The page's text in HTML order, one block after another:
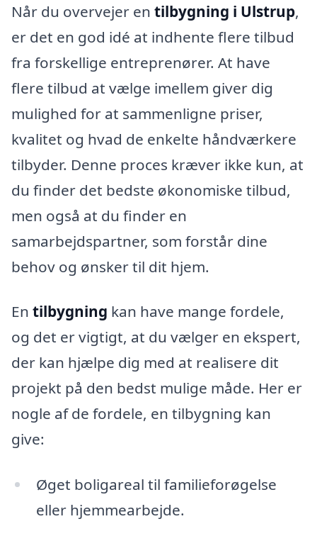
Når du overvejer en tilbygning i Ulstrup,
er det en god idé at indhente flere tilbud
fra forskellige entreprenører. At have
flere tilbud at vælge imellem giver dig
mulighed for at sammenligne priser,
kvalitet og hvad de enkelte håndværkere
tilbyder. Denne proces kræver ikke kun, at
du finder det bedste økonomiske tilbud,
men også at du finder en
samarbejdspartner, som forstår dine
behov og ønsker til dit hjem.
En tilbygning kan have mange fordele,
og det er vigtigt, at du vælger en ekspert,
der kan hjælpe dig med at realisere dit
projekt på den bedst mulige måde. Her er
nogle af de fordele, en tilbygning kan
give:
Øget boligareal til familieforøgelse
eller hjemmearbejde.